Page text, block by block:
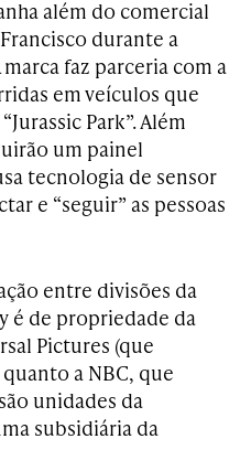
além do comercial
durante a
faz parceria com a
em veículos que
Park”. Além
um painel
tecnologia de sensor
e “seguir” as pessoas
entre divisões da
é de propriedade da
Pictures (que
a NBC, que
unidades da
subsidiária da